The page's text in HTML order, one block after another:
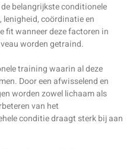
belangrijkste conditionele
lenigheid, coördinatie en
fit wanneer deze factoren in
worden getraind.
training waarin al deze
Door een afwisselend en
worden zowel lichaam als
van het
conditie draagt sterk bij aan